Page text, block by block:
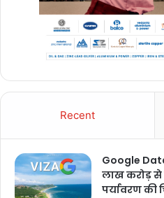
Recent
Google
लाख करोड़ से
पर्यावरण की